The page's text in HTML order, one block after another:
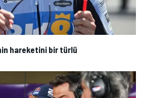
hareketini bir türlü